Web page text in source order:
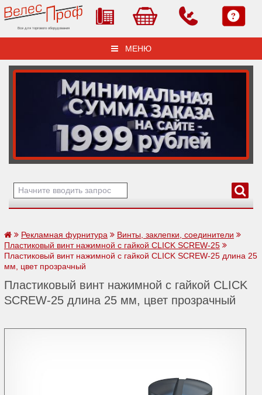
Все для торгового оборудования
МЕНЮ
Рекламная фурнитура
Винты, заклепки, соединители
Пластиковый винт нажимной с гайкой CLICK SCREW-25
Пластиковый винт нажимной с гайкой CLICK SCREW-25 длина 25
мм, цвет прозрачный
Пластиковый винт нажимной с гайкой CLICK
SCREW-25 длина 25 мм, цвет прозрачный